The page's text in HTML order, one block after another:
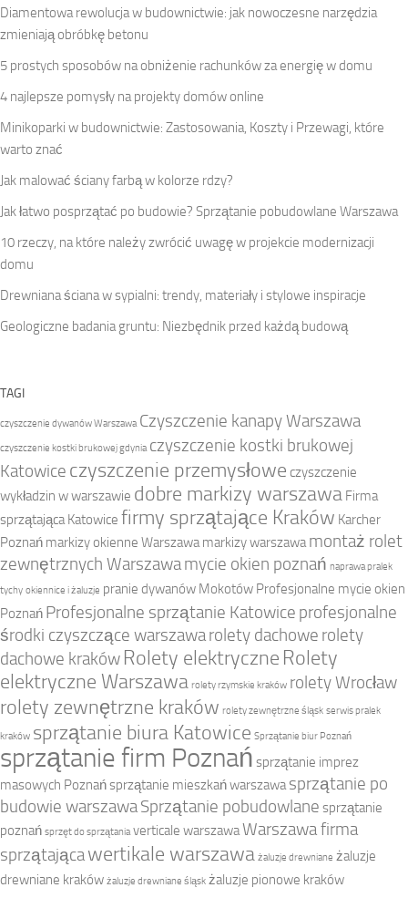
Diamentowa rewolucja w budownictwie: jak nowoczesne narzędzia
zmieniają obróbkę betonu
5 prostych sposobów na obniżenie rachunków za energię w domu
4 najlepsze pomysły na projekty domów online
Minikoparki w budownictwie: Zastosowania, Koszty i Przewagi, które
warto znać
Jak malować ściany farbą w kolorze rdzy?
Jak łatwo posprzątać po budowie? Sprzątanie pobudowlane Warszawa
10 rzeczy, na które należy zwrócić uwagę w projekcie modernizacji
domu
Drewniana ściana w sypialni: trendy, materiały i stylowe inspiracje
Geologiczne badania gruntu: Niezbędnik przed każdą budową
TAGI
czyszczenie dywanów Warszawa Czyszczenie kanapy Warszawa
czyszczenie kostki brukowej gdynia czyszczenie kostki brukowej
Katowice czyszczenie przemysłowe czyszczenie
wykładzin w warszawie dobre markizy warszawa Firma
sprzątająca Katowice firmy sprzątające Kraków Karcher
Poznań markizy okienne Warszawa markizy warszawa montaż rolet
zewnętrznych Warszawamycie okien poznań naprawa pralek
tychy okiennice i żaluzje pranie dywanów Mokotów Profesjonalne mycie okien
Poznań Profesjonalne sprzątanie Katowice profesjonalne
środki czyszczące warszawarolety dachowe rolety
dachowe kraków Rolety elektryczne Rolety
elektryczne Warszawa rolety rzymskie kraków rolety Wrocław
rolety zewnętrzne kraków rolety zewnętrzne śląsk serwis pralek
kraków sprzątanie biura Katowice Sprzątanie biur Poznań
sprzątanie firm Poznań sprzątanie imprez
masowych Poznańsprzątanie mieszkań warszawa sprzątanie po
budowie warszawaSprzątanie pobudowlane sprzątanie
poznań sprzęt do sprzątania verticale warszawaWarszawa firma
sprzątającawertikale warszawa żaluzje drewniane żaluzje
drewniane kraków żaluzje drewniane śląsk żaluzje pionowe kraków